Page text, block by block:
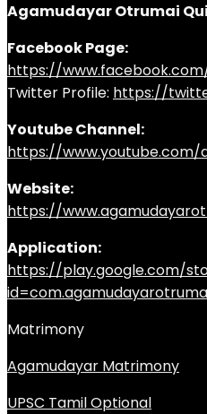
Agamudayar Otrumai
Facebook Page:
https://
Twitter Profile: https://
Youtube Channel:
https://www.youtube.com/
Website:
https://
Application:
https://play.google.com/
Matrimony
Agamudayar Matrimony
UPSC Tamil Optional